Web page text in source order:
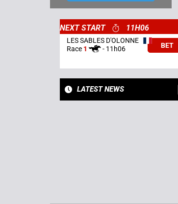
NEXT START 11H06
LES SABLES D'OLONNE
Race1 - 11h06 BET
LATEST NEWS